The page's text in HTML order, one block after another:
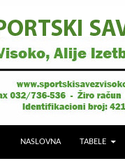
NASLOVNA TABELE